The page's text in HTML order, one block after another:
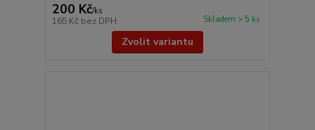
200 Kč/ks
165 Kč bez DPH Skladem > 5 ks
Zvolit variantu